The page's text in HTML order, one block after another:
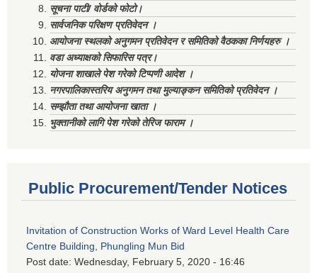
सूचना पाटी/ वोर्डको फोटो।
सार्वजनिक परिक्षण प्रतिवेदन ।
आयोजना स्थलको अनुगमन प्रतिवेदन र समितिको वैठकका निर्णयहरु ।
वडा अध्याक्षको सिफारिस पत्र।
योजना शाखाले पेश गरेको टिप्पणी आदेश ।
नगरपालिकास्तरिय अनुगमन तथा मुल्याङ्कन समितिको प्रतिवेदन ।
सम्झौता तथा आयोजना खाता ।
भुक्तानीको लागि पेश गरेको तेरिज फाराम ।
Public Procurement/Tender Notices
Invitation of Construction Works of Ward Level Health Care
Centre Building, Phungling Mun Bid
Post date: Wednesday, February 5, 2020 - 16:46